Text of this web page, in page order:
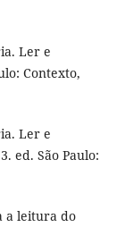
Ler e
Contexto,
Ler e
ed. São Paulo:
a leitura do